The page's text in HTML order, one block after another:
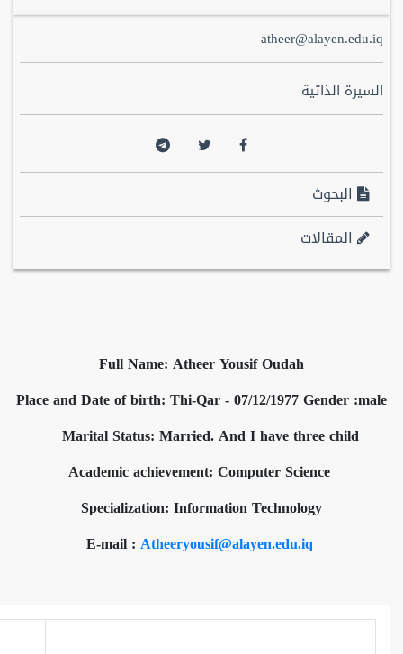
atheer@alayen.edu.iq
السيرة الذاتية
البحوث
المقالات
Full Name: Atheer Yousif Oudah
Place and Date of birth: Thi-Qar - 07/12/1977 Gender :male
Marital Status: Married. And I have three child
Specialization: Information Technology
E-mail :
Atheeryousif@alayen.edu.iq